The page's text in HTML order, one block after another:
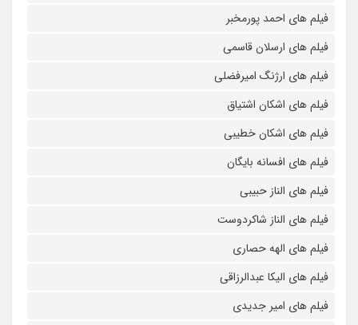
فیلم های احمد پورمخبر
فیلم های ارسلان قاسمی
فیلم های ارژنگ امیرفضلی
فیلم های اشکان اشتیاق
فیلم های اشکان خطیبی
فیلم های افسانه بایگان
فیلم های الناز حبیبی
فیلم های الناز شاکردوست
فیلم های الهه حصاری
فیلم های الیکا عبدالرزاقی
فیلم های امیر جدیدی